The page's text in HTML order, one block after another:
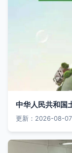
更新：2026-08-